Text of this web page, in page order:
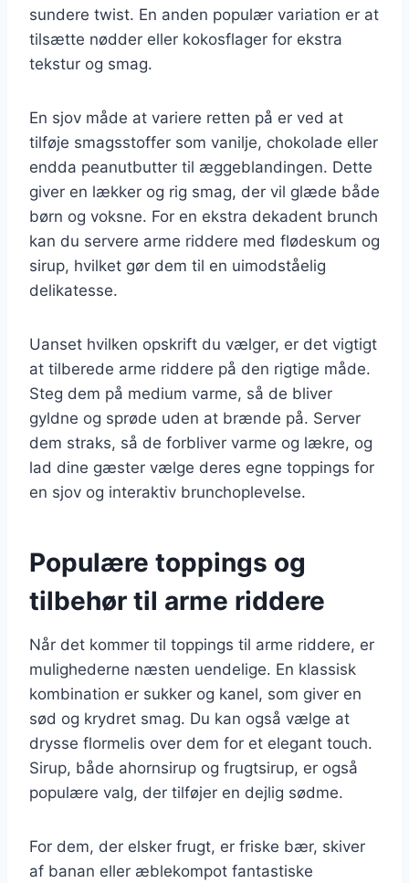
sundere twist. En anden populær variation er at
tilsætte nødder eller kokosflager for ekstra
tekstur og smag.
En sjov måde at variere retten på er ved at
tilføje smagsstoffer som vanilje, chokolade eller
endda peanutbutter til æggeblandingen. Dette
giver en lækker og rig smag, der vil glæde både
børn og voksne. For en ekstra dekadent brunch
kan du servere arme riddere med flødeskum og
sirup, hvilket gør dem til en uimodståelig
delikatesse.
Uanset hvilken opskrift du vælger, er det vigtigt
at tilberede arme riddere på den rigtige måde.
Steg dem på medium varme, så de bliver
gyldne og sprøde uden at brænde på. Server
dem straks, så de forbliver varme og lækre, og
lad dine gæster vælge deres egne toppings for
en sjov og interaktiv brunchoplevelse.
Populære toppings og
tilbehør til arme riddere
Når det kommer til toppings til arme riddere, er
mulighederne næsten uendelige. En klassisk
kombination er sukker og kanel, som giver en
sød og krydret smag. Du kan også vælge at
drysse flormelis over dem for et elegant touch.
Sirup, både ahornsirup og frugtsirup, er også
populære valg, der tilføjer en dejlig sødme.
For dem, der elsker frugt, er friske bær, skiver
af banan eller æblekompot fantastiske